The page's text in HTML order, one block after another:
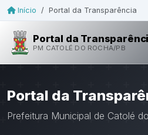
Início / Portal da Transparência
Portal da
PM CATOLÉ DO ROCHA/PB
Portal da
Prefeitura Municipal de Catolé